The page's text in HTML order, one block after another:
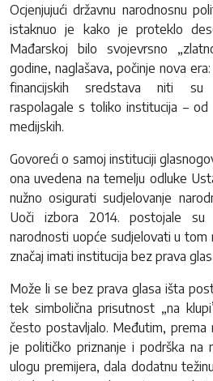
Ocjenjujući državnu narodnosnu
istaknuo je kako je proteklo
Mađarskoj bilo svojevrsno
godine, naglašava, počinje nova
financijskih sredstava niti su
raspolagale s toliko institucija –
medijskih.
Govoreći o samoj instituciji
ona uvedena na temelju odluke
nužno osigurati sudjelovanje
Uoči izbora 2014. postojale
narodnosti uopće sudjelovati u tom
značaj imati institucija bez prava
Može li se bez prava glasa išta
tek simbolična prisutnost „na
često postavljalo. Međutim, prema
je političko priznanje i podrška na
ulogu premijera, dala dodatnu